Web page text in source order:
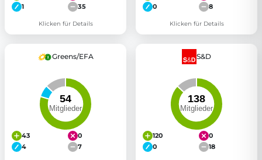
1
35
Klicken für Details
0
8
Klicken für Details
Greens/EFA
43
0
4
7
S&D
120
0
0
18